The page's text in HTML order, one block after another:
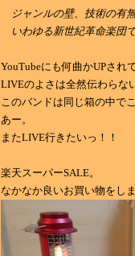
ジャンルの壁、技術の有
いわゆる新世紀革命楽団
YouTubeにも何曲かUPされ
LIVEのよさは全然伝わらな
このバンドは同じ箱の中で
あー。
またLIVE行きたいっ！！
楽天スーパーSALE。
なかなか良いお買い物をし